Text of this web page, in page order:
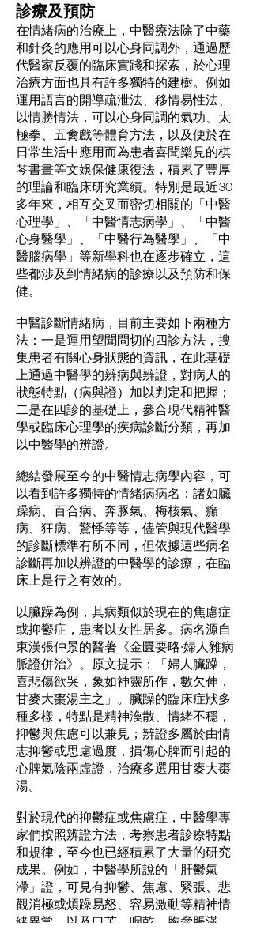
診療及預防
在情緒病的治療上，中醫療法除了中藥
和針灸的應用可以心身同調外，通過歷
代醫家反覆的臨床實踐和探索，於心理
治療方面也具有許多獨特的建樹。例如
運用語言的開導疏泄法、移情易性法、
以情勝情法，可以心身同調的氣功、太
極拳、五禽戲等體育方法，以及便於在
日常生活中應用而為患者喜聞樂見的棋
琴書畫等文娛保健康復法，積累了豐厚
的理論和臨床研究業績。特別是最近30
多年來，相互交叉而密切相關的「中醫
心理學」、「中醫情志病學」、「中醫
心身醫學」、「中醫行為醫學」、「中
醫腦病學」等新學科也在逐步確立，這
些都涉及到情緒病的診療以及預防和保
健。
中醫診斷情緒病，目前主要如下兩種方
法：一是運用望聞問切的四診方法，搜
集患者有關心身狀態的資訊，在此基礎
上通過中醫學的辨病與辨證，對病人的
狀態特點（病與證）加以判定和把握；
二是在四診的基礎上，參合現代精神醫
學或臨床心理學的疾病診斷分類，再加
以中醫學的辨證。
總結發展至今的中醫情志病學內容，可
以看到許多獨特的情緒病病名：諸如臟
躁病、百合病、奔豚氣、梅核氣、癲
病、狂病、驚悸等等，儘管與現代醫學
的診斷標準有所不同，但依據這些病名
診斷再加以辨證的中醫學的診療，在臨
床上是行之有效的。
以臟躁為例，其病類似於現在的焦慮症
或抑鬱症，患者以女性居多。病名源自
東漢張仲景的醫著《金匱要略·婦人雜病
脈證併治》。原文提示：「婦人臟躁，
喜悲傷欲哭，象如神靈所作，數欠伸，
甘麥大棗湯主之」。臟躁的臨床症狀多
種多樣，特點是精神渙散、情緒不穩，
抑鬱與焦慮可以兼見；辨證多屬於由情
志抑鬱或思慮過度，損傷心脾而引起的
心脾氣陰兩虛證，治療多選用甘麥大棗
湯。
對於現代的抑鬱症或焦慮症，中醫學專
家們按照辨證方法，考察患者診療特點
和規律，至今也已經積累了大量的研究
成果。例如，中醫學所說的「肝鬱氣
滯」證，可見有抑鬱、焦慮、緊張、悲
觀消極或煩躁易怒、容易激動等精神情
緒異常，以及口苦、咽乾、胸脅脹滿、